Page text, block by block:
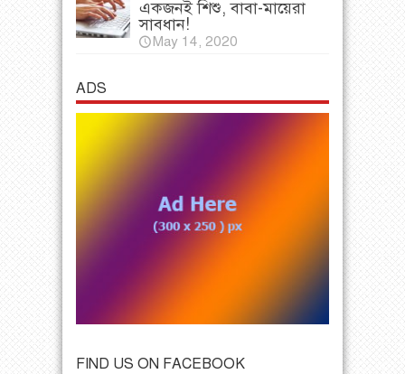
একজনই শিশু, বাবা-মায়েরা
সাবধান!
May 14, 2020
ADS
FIND US ON FACEBOOK